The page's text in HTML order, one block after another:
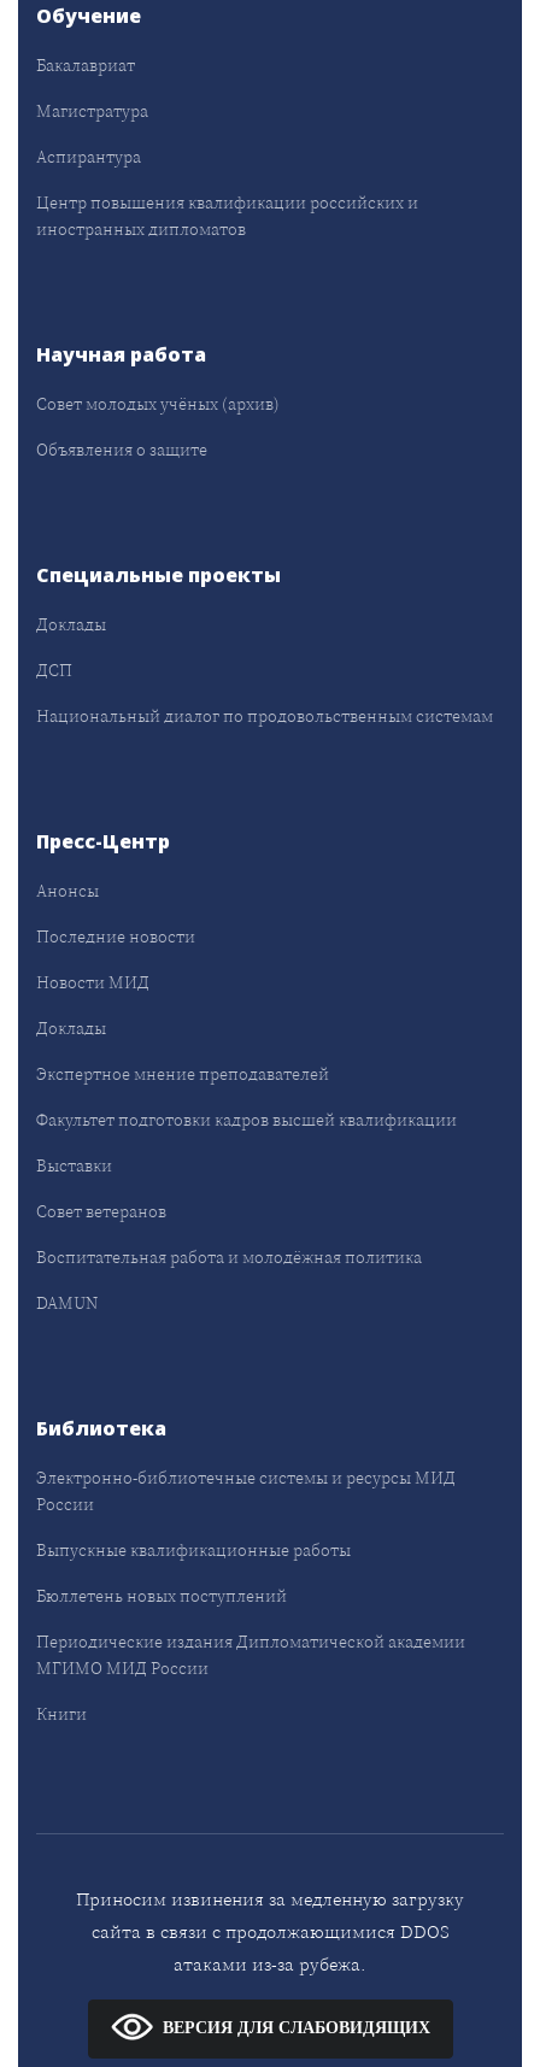
Обучение
Бакалавриат
Магистратура
Аспирантура
Центр повышения квалификации российских и
иностранных дипломатов
Научная работа
Совет молодых учёных (архив)
Объявления о защите
Специальные проекты
Доклады
ДСП
Национальный диалог по продовольственным системам
Пресс-Центр
Анонсы
Последние новости
Новости МИД
Доклады
Экспертное мнение преподавателей
Факультет подготовки кадров высшей квалификации
Выставки
Совет ветеранов
Воспитательная работа и молодёжная политика
DAMUN
Библиотека
Электронно-библиотечные системы и ресурсы МИД
России
Выпускные квалификационные работы
Бюллетень новых поступлений
Периодические издания Дипломатической академии
МГИМО МИД России
Книги
Приносим извинения за медленную загрузку
сайта в связи с продолжающимися DDOS
атаками из-за рубежа.
ВЕРСИЯ ДЛЯ СЛАБОВИДЯЩИХ